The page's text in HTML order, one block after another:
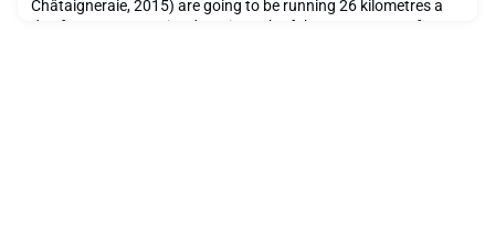
Châtaigneraie, 2015) are going to be running 26 kilometres a
day for 26 consecutive days, in each of the 26 Cantons of